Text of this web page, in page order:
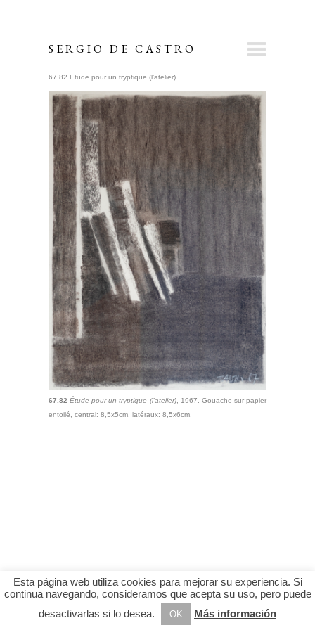
SERGIO DE CASTRO
67.82 Étude pour un tryptique (l’atelier)
67.82 Étude pour un tryptique (l’atelier), 1967. Gouache sur papier
entoilé, central: 8,5x5cm, latéraux: 8,5x6cm.
Esta página web utiliza cookies para mejorar su experiencia. Si
continua navegando, consideramos que acepta su uso, pero puede
desactivarlas si lo desea.
OK Más información